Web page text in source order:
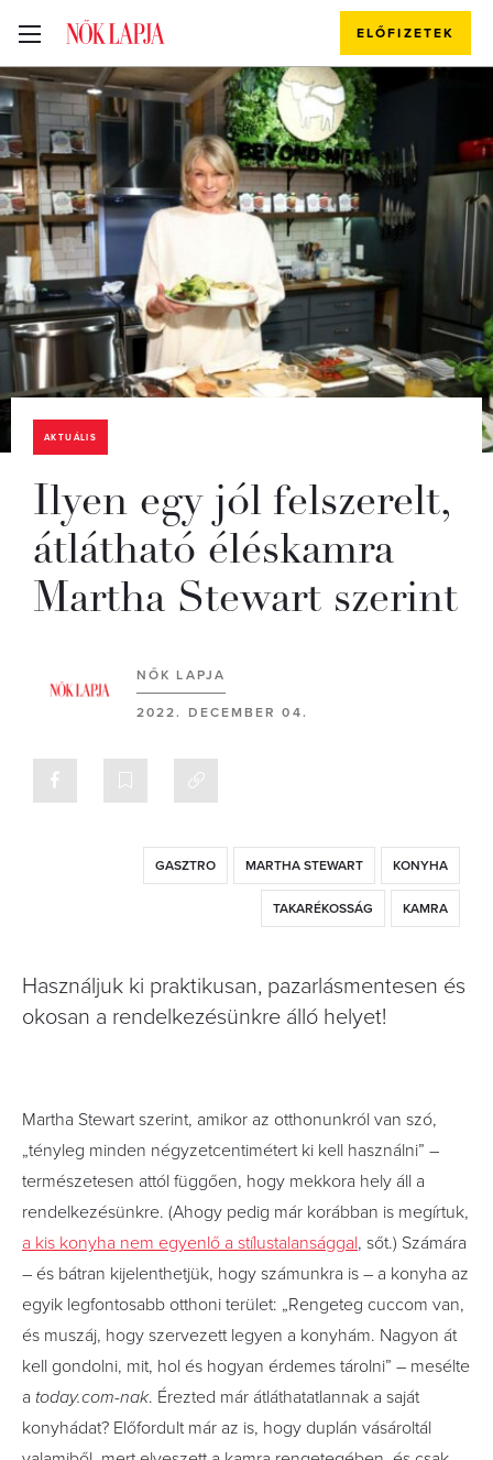
ELŐFIZETEK
AKTUÁLIS
Ilyen egy jól felszerelt,
átlátható éléskamra
Martha Stewart szerint
NŐK LAPJA
2022. DECEMBER 04.
GASZTRO MARTHA STEWART KONYHA
TAKARÉKOSSÁG KAMRA
Használjuk ki praktikusan, pazarlásmentesen és
okosan a rendelkezésünkre álló helyet!
Martha Stewart szerint, amikor az otthonunkról van szó,
„tényleg minden négyzetcentimétert ki kell használni” –
természetesen attól függően, hogy mekkora hely áll a
rendelkezésünkre. (Ahogy pedig már korábban is megírtuk,
a kis konyha nem egyenlő a stílustalansággal, sőt.) Számára
– és bátran kijelenthetjük, hogy számunkra is – a konyha az
egyik legfontosabb otthoni terület: „Rengeteg cuccom van,
és muszáj, hogy szervezett legyen a konyhám. Nagyon át
kell gondolni, mit, hol és hogyan érdemes tárolni” – mesélte
a today.com-nak. Érezted már átláthatatlannak a saját
konyhádat? Előfordult már az is, hogy duplán vásároltál